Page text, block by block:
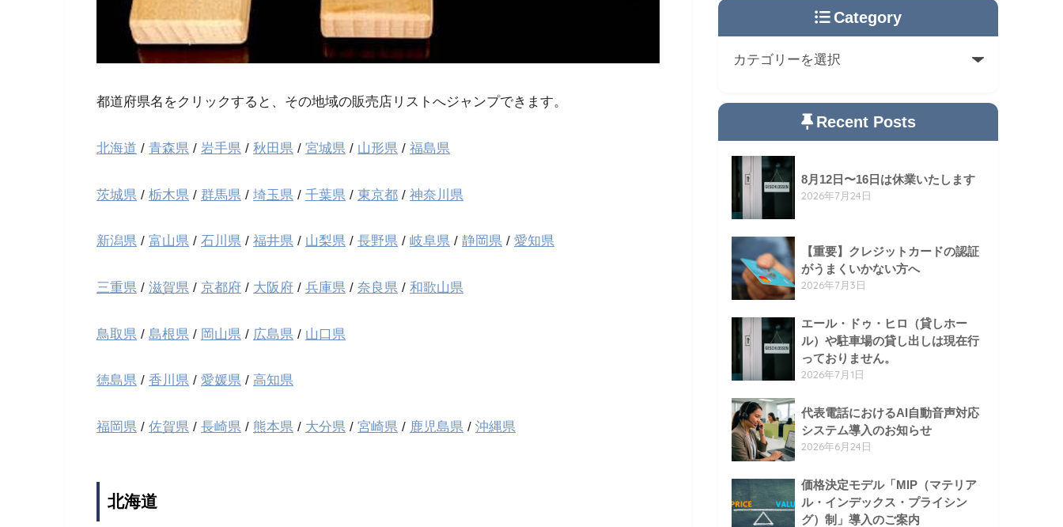
都道府県名をクリックすると、その地域の販売店リストへジャンプできます。
北海道 / 青森県 / 岩手県 / 秋田県 / 宮城県 / 山形県 / 福島県
茨城県 / 栃木県 / 群馬県 / 埼玉県 / 千葉県 / 東京都 / 神奈川県
新潟県 / 富山県 / 石川県 / 福井県 / 山梨県 / 長野県 / 岐阜県 / 静岡県 / 愛知県
三重県 / 滋賀県 / 京都府 / 大阪府 / 兵庫県 / 奈良県 / 和歌山県
鳥取県 / 島根県 / 岡山県 / 広島県 / 山口県
徳島県 / 香川県 / 愛媛県 / 高知県
福岡県 / 佐賀県 / 長崎県 / 熊本県 / 大分県 / 宮崎県 / 鹿児島県 / 沖縄県
北海道
Category
Recent Posts
8月12日〜16日は休業いたします
2026年7月24日
【重要】クレジットカードの認証
がうまくいかない方へ
2026年7月3日
エール・ドゥ・ヒロ（貸しホー
ル）や駐車場の貸し出しは現在行
っておりません。
2026年7月1日
代表電話におけるAI自動音声対応
システム導入のお知らせ
2026年6月24日
価格決定モデル「MIP（マテリア
ル・インデックス・プライシン
グ）制」導入のご案内